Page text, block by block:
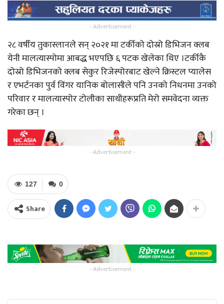
- Advertisement -
२८ वर्षीय तुकास्लानले सन् २०२१ मा टर्कीको दोस्रो डिभिजन क्लब
येनी मालत्यास्पोमा आबद्ध भएपछि ६ पटक खेलेका थिए ।टर्कीकै
दोस्रो डिभिजनको क्लब सेकुर रिजेस्पोरबाट खेल्ने क्रिस्टल प्यालेस
र एभर्टनका पुर्व विंगर यानिक बोलासीले पनि उनको निधनमा उनको
परिवार र मालत्यास्पोर टोलीका साथीहरूप्रति मेरो समवेदना व्यक्त
गरेका छन् ।
- Advertisement -
0
127
Share
- Advertisement -